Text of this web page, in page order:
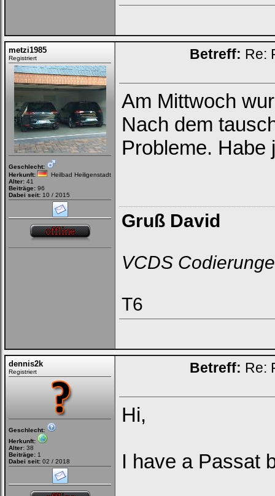
metzi1985
Registriert
Geschlecht:
Herkunft:
Heilbad Heiligenstadt
Alter: 41
Beiträge: 96
Dabei seit: 10 / 2015
Betreff: Re:
Am Mittwoch
Nach dem
Probleme. Habe
Gruß David
VCDS
T6
dennis2k
Registriert
Geschlecht:
Herkunft:
Alter: 38
Beiträge: 1
Dabei seit: 02 / 2018
Betreff: Re:
Hi,
I have a Passat